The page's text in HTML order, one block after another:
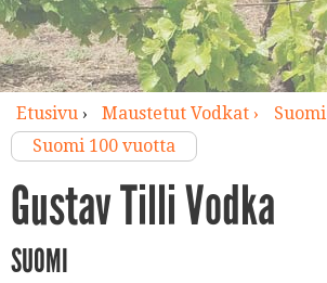
Etusivu› Maustetut Vodkat ›
Suomi
Suomi 100 vuotta
Gustav Tilli Vodka
SUOMI